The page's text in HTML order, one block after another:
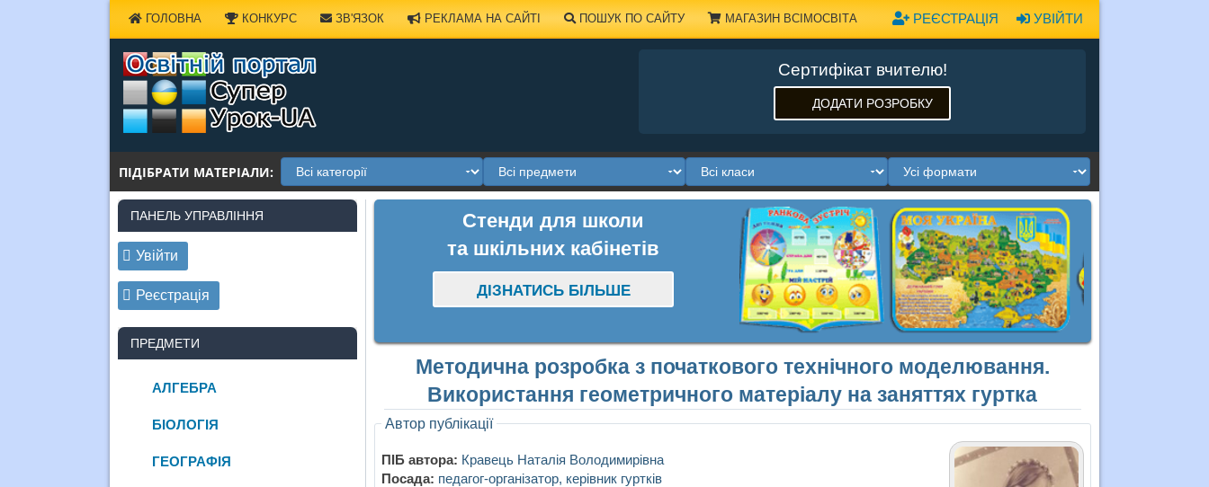
УВІЙТИ
РЕЄСТРАЦІЯ
ГОЛОВНА КОНКУРС ЗВ'ЯЗОК РЕКЛАМА НА САЙТІ ПОШУК ПО САЙТУ МАГАЗИН ВСІМОСВІТА
Сертифікат вчителю!
ДОДАТИ РОЗРОБКУ
ПІДІБРАТИ МАТЕРІАЛИ:
Стенди для школи
та шкільних кабінетів
ДІЗНАТИСЬ БІЛЬШЕ
Методична розробка з початкового технічного моделювання.
Використання геометричного матеріалу на заняттях гуртка
Автор публікації
ПІБ автора: Кравець Наталія Володимирівна
Посада: педагог-організатор, керівник гуртків
ПАНЕЛЬ УПРАВЛІННЯ
Увійти
Реєстрація
ПРЕДМЕТИ
АЛГЕБРА
БІОЛОГІЯ
ГЕОГРАФІЯ